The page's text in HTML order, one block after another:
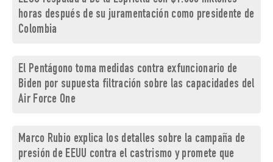
horas después de su juramentación como presidente de
Colombia
El Pentágono toma medidas contra exfuncionario de
Biden por supuesta filtración sobre las capacidades del
Air Force One
Marco Rubio explica los detalles sobre la campaña de
presión de EEUU contra el castrismo y promete que